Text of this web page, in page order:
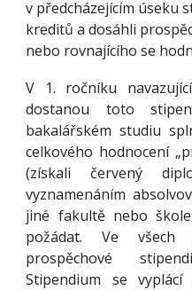
v předcházejícím úseku
kreditů a dosáhli
nebo rovnajícího se
V 1. ročníku
dostanou toto
bakalářském studiu
celkového hodnocení
(získali červený
vyznamenáním
jiné fakultě nebo
požádat. Ve všech
prospěchové
Stipendium se